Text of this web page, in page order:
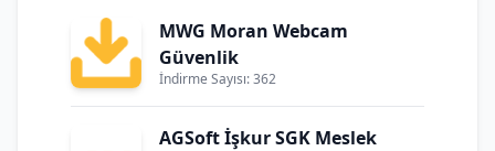
MWG Moran Webcam
Güvenlik
İndirme Sayısı: 362
AGSoft İşkur SGK Meslek